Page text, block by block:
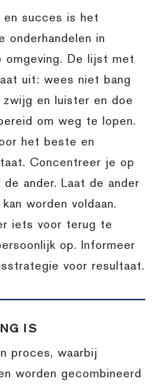
en succes is het
onderhandelen in
omgeving. De lijst met
uit: wees niet bang
en luister en doe
om weg te lopen.
het beste en
Concentreer je op
ander. Laat de ander
worden voldaan.
iets voor terug te
op. Informeer
voor resultaat.
IS
proces, waarbij
worden gecombineerd